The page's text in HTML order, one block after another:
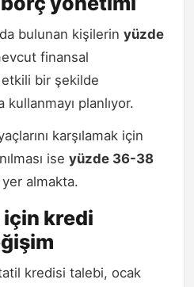
bulunan kişilerin yüzde
finansal
bir şekilde
planlıyor.
karşılamak için
ise yüzde 36-38
yer almakta.
kredi
kredisi talebi, ocak